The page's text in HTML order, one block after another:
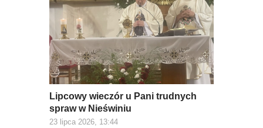
Lipcowy wieczór u Pani trudnych
spraw w Nieświniu
23 lipca 2026, 13:44